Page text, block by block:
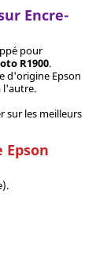
Encre-
pour
R1900.
d'origine Epson
l'autre.
sur les meilleurs